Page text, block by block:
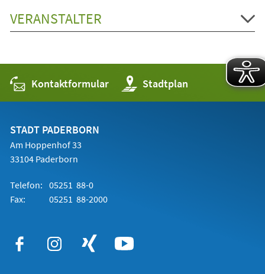
VERANSTALTER
Kontaktformular Stadtplan
(Öffnet
in
einem
STADT PADERBORN
Am Hoppenhof 33
33104 Paderborn
Telefon: 05251 88-0
Fax:
05251 88-2000